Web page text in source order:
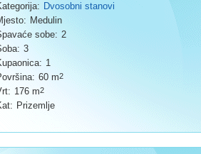
Dvosobni stanovi
Medulin
sobe: 2
3
1
60 m2
176 m2
Prizemlje